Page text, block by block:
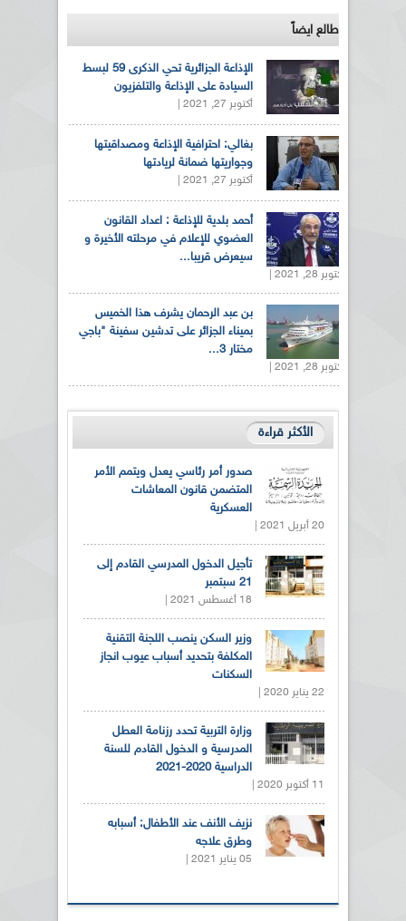
طالع ايضاً
الإذاعة الجزائرية تحي الذكرى 59 لبسط
السيادة على الإذاعة والتلفزيون
أكتوبر 27, 2021 |
بغالي: احترافية الإذاعة ومصداقيتها
وجواريتها ضمانة لريادتها
أكتوبر 27, 2021 |
أحمد بلدية للإذاعة : اعداد القانون
العضوي للإعلام في مرحلته الأخيرة و
سيعرض قريبا...
أكتوبر 28, 2021 |
بن عبد الرحمان يشرف هذا الخميس
بميناء الجزائر على تدشين سفينة "باجي
مختار 3...
أكتوبر 28, 2021 |
الأكثر قراءة
صدور أمر رئاسي يعدل ويتمم الأمر
المتضمن قانون المعاشات
العسكرية
20 أبريل 2021 |
تأجيل الدخول المدرسي القادم إلى
21 سبتمبر
18 أغسطس 2021 |
وزير السكن ينصب اللجنة التقنية
المكلفة بتحديد أسباب عيوب انجاز
السكنات
22 يناير 2020 |
وزارة التربية تحدد رزنامة العطل
المدرسية و الدخول القادم للسنة
الدراسية 2020-2021
11 أكتوبر 2020 |
نزيف الأنف عند الأطفال: أسبابه
وطرق علاجه
05 يناير 2021 |